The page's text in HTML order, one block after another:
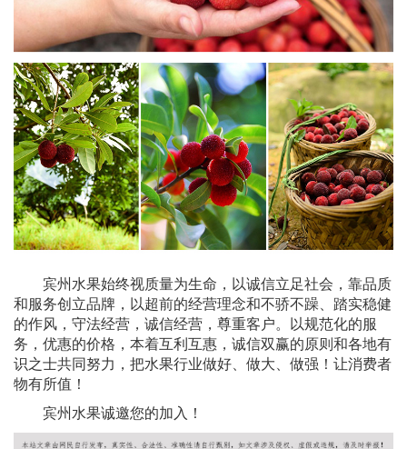
宾州水果始终视质量为生命，以诚信立足社会，靠品质
和服务创立品牌，以超前的经营理念和不骄不躁、踏实稳健
的作风，守法经营，诚信经营，尊重客户。以规范化的服
务，优惠的价格，本着互利互惠，诚信双赢的原则和各地有
识之士共同努力，把水果行业做好、做大、做强！让消费者
物有所值！
宾州水果诚邀您的加入！